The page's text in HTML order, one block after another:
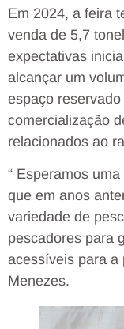
Em 2024, a feira
venda de 5,7
expectativas
alcançar um
espaço
comercialização
relacionados ao
“ Esperamos
que em anos
variedade de
pescadores para
acessíveis para a
Menezes.